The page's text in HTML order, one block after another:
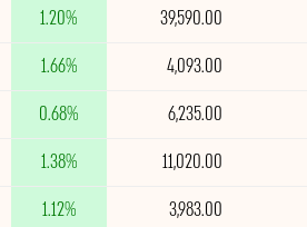
39,590.00
1.20%
4,093.00
1.66%
6,235.00
0.68%
11,020.00
1.38%
3,983.00
1.12%